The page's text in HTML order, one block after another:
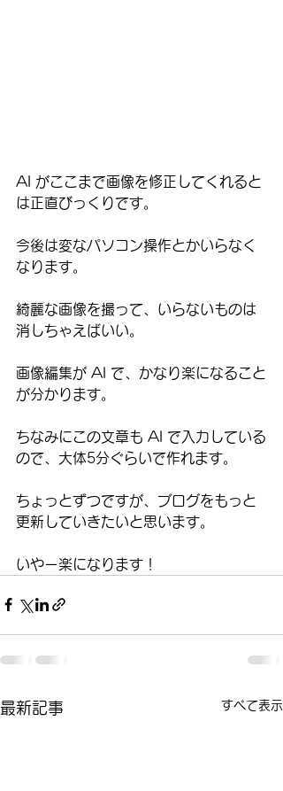
AI がここまで画像を修正してくれると
は正直びっくりです。
今後は変なパソコン操作とかいらなく
なります。
綺麗な画像を撮って、いらないものは
消しちゃえばいい。
画像編集が AI で、かなり楽になること
が分かります。
ちなみにこの文章も AI で入力している
ので、大体5分ぐらいで作れます。
ちょっとずつですが、ブログをもっと
更新していきたいと思います。
いやー楽になります！
最新記事 すべて表示